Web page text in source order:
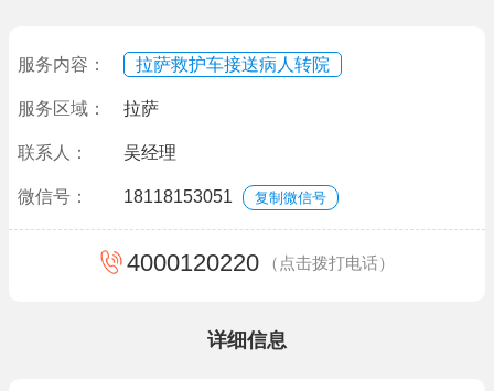
服务内容： 拉萨救护车接送病人转院
服务区域： 拉萨
联系人： 吴经理
微信号： 18118153051 复制微信号
4000120220 （点击拨打电话）
详细信息